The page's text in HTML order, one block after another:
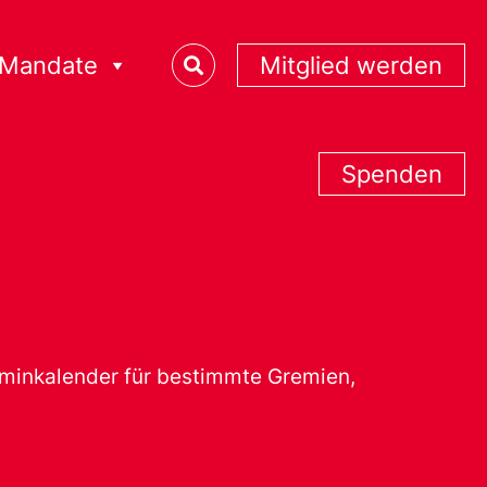
Mandate Mitglied werden
Spenden
für bestimmte Gremien,